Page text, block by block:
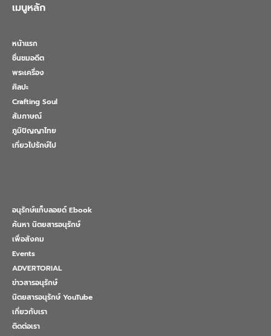
เมนูหลัก
หน้าแรก
ชื่นชมอดีต
พระเครื่อง
ศิลปะ
Crafting Soul
สัมภาษณ์
ภูมิปัญญาไทย
เที่ยวไปรักษ์ไป
อนุรักษ์แท็บลอยด์ Ebook
ค้นหา นิตยสารอนุรักษ์
เพื่อสังคม
Events
ADVERTORIAL
ข่าวสารอนุรักษ์
นิตยสารอนุรักษ์ YouTube
เกี่ยวกับเรา
ติดต่อเรา